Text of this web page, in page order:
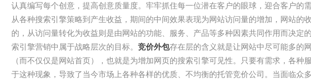
认真编写每个创意，提高创意质量度。牢牢抓住每一位潜在客户的眼球，迎合客户的需
从各种搜索引擎策略到产生收益，期间的中间效果表现为网站访问量的增加，网站的
的，从访问量转化为收益则是由网站的功能、服务、产品等多种因素共同作用而决定
索引擎营销中属于战略层次的目标。 竞价外包存在层的含义就是让网站中尽可能多的
（而不仅仅是网站首页），也就是为增加网页的搜索引擎可见性。只要有需求，各种
于这种现象，导致了当今市场上各种各样的优质、不均衡的托管竞价公司。当面临众